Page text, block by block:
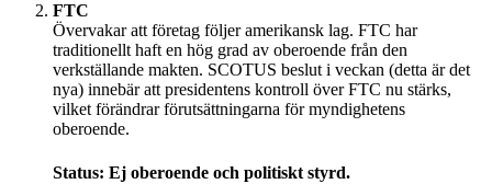
FTC
Övervakar att företag följer amerikansk lag. FTC har
traditionellt haft en hög grad av oberoende från den
verkställande makten. SCOTUS beslut i veckan (detta är det
nya) innebär att presidentens kontroll över FTC nu stärks,
vilket förändrar förutsättningarna för myndighetens
oberoende.
Status: Ej oberoende och politiskt styrd.